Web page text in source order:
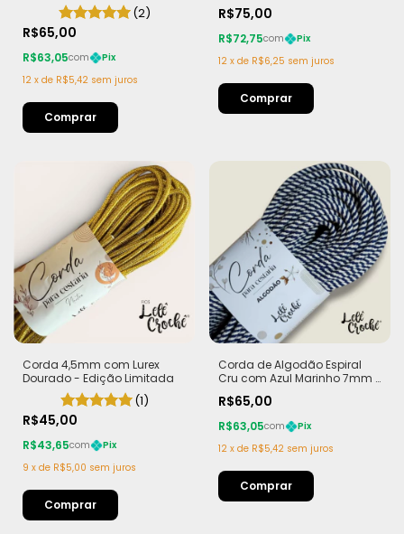
(2)
R$65,00
R$63,05com
Pix
12 x de R$5,42 sem juros
Dourado
R$75,00
R$72,75com
Pix
12 x de R$6,25 sem juros
Corda 4,5mm com Lurex
Dourado - Edição Limitada
(1)
R$45,00
R$43,65com
Pix
9 x de R$5,00 sem juros
Corda de Algodão Espiral
Cru com Azul Marinho 7mm -
R$65,00
R$63,05com
Pix
12 x de R$5,42 sem juros